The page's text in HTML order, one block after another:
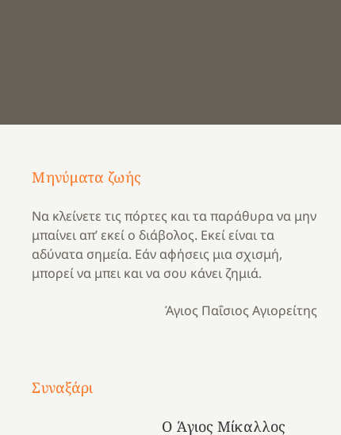
Μηνύματα ζωής
Να κλείνετε τις πόρτες και τα παράθυρα να μην
μπαίνει απ’ εκεί ο διάβολος. Εκεί είναι τα
αδύνατα σημεία. Εάν αφήσεις μια σχισμή,
μπορεί να μπει και να σου κάνει ζημιά.
Άγιος Παΐσιος Αγιορείτης
Συναξάρι
Ο Άγιος Μίκαλλος
Μια
και
Κατασκηνωτικές